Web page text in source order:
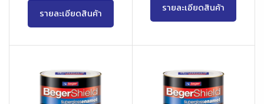
รายละเอียดสินค้า รายละเอียดสินค้า